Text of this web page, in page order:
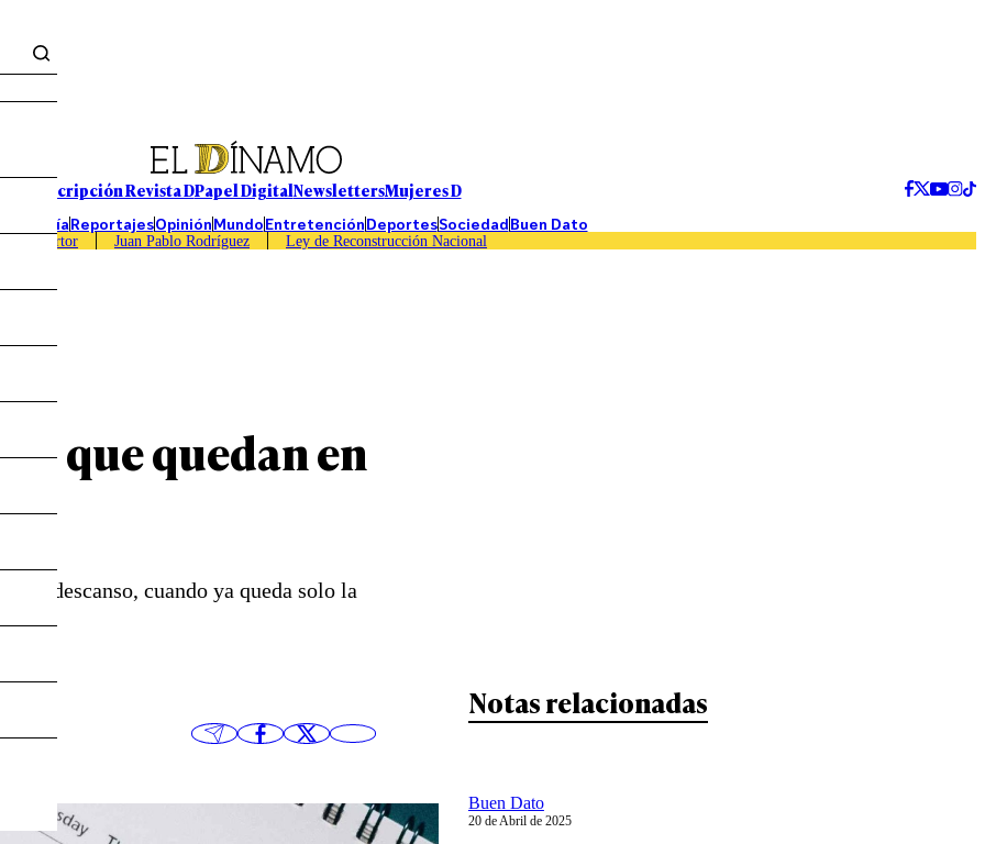
Suscripción Revista DPapel DigitalNewslettersMujeres D
EconomíaReportajesOpiniónMundoEntretenciónDeportesSociedadBuen Dato
Caso Sartor Juan Pablo Rodríguez Ley de Reconstrucción Nacional
que quedan en
descanso, cuando ya queda solo la
Notas relacionadas
Buen Dato
20 de Abril de 2025